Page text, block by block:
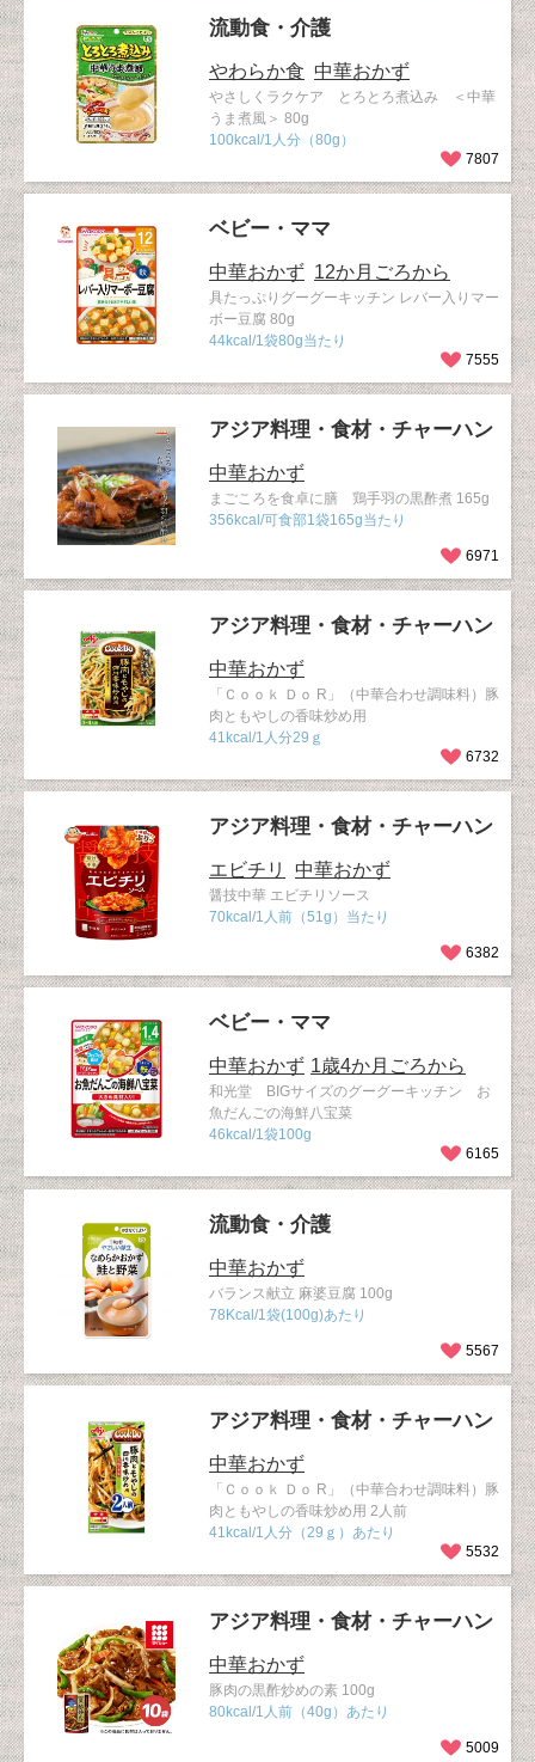
流動食・介護
やわらか食 中華おかず
やさしくラクケア とろとろ煮込み ＜中華
うま煮風＞ 80g
100kcal/1人分（80g）
7807
ベビー・ママ
中華おかず 12か月ごろから
具たっぷりグーグーキッチン レバー入りマー
ボー豆腐 80g
44kcal/1袋80g当たり
7555
アジア料理・食材・チャーハン
中華おかず
まごころを食卓に膳 鶏手羽の黒酢煮 165g
356kcal/可食部1袋165g当たり
6971
アジア料理・食材・チャーハン
中華おかず
「Ｃｏｏｋ Ｄｏ R」（中華合わせ調味料）豚
肉ともやしの香味炒め用
41kcal/1人分29ｇ
6732
アジア料理・食材・チャーハン
エビチリ 中華おかず
醤技中華 エビチリソース
70kcal/1人前（51g）当たり
6382
ベビー・ママ
中華おかず 1歳4か月ごろから
和光堂 BIGサイズのグーグーキッチン お
魚だんごの海鮮八宝菜
46kcal/1袋100g
6165
流動食・介護
中華おかず
バランス献立 麻婆豆腐 100g
78Kcal/1袋(100g)あたり
5567
アジア料理・食材・チャーハン
中華おかず
「Ｃｏｏｋ Ｄｏ R」（中華合わせ調味料）豚
肉ともやしの香味炒め用 2人前
41kcal/1人分（29ｇ）あたり
5532
アジア料理・食材・チャーハン
中華おかず
豚肉の黒酢炒めの素 100g
80kcal/1人前（40g）あたり
5009